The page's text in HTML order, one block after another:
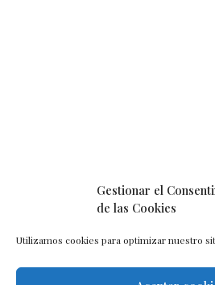
Gestionar el
de las Cookies
Utilizamos cookies para optimizar nuestro